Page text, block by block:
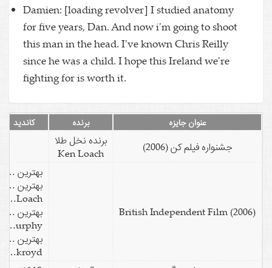
Damien: [loading revolver] I studied anatomy
for five years, Dan. And now i'm going to shoot
this man in the head. I've known Chris Reilly
since he was a child. I hope this Ireland we're
fighting for is worth it.
عنوان جایزه برنده کاندید
جشنواره فیلم کن (2006)
برنده نخل طلا
Ken Loach
British Independent Film (2006)
بهترین فیلم
بهترین کارگردانی
Ken Loach
بهترین بازیگر نقش اول مرد
Cillian Murphy
بهترین دستاورد تکنیکی
Barry Ackroyd